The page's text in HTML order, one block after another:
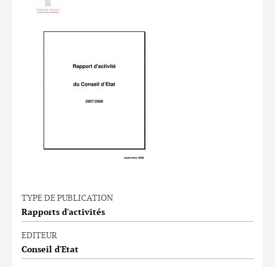
TYPE DE PUBLICATION
Rapports d'activités
EDITEUR
Conseil d'Etat